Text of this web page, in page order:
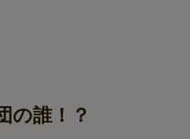
の誰！？